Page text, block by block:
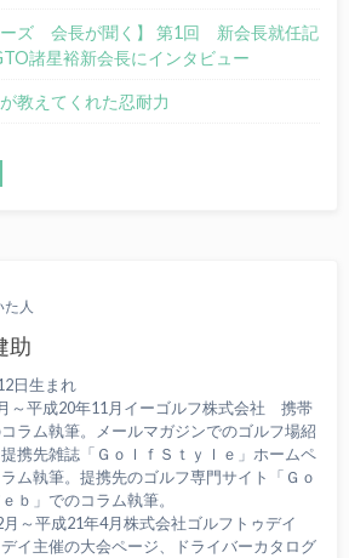
ーズ 会長が聞く】 第1回 新会長就任記
諸星裕新会長にインタビュー
教えてくれた忍耐力
た人
助
日生まれ
～平成20年11月イーゴルフ株式会社 携帯
ラム執筆。メールマガジンでのゴルフ場紹
携先雑誌「ＧｏｌｆＳｔｙｌｅ」ホームペ
ム執筆。提携先のゴルフ専門サイト「Ｇｏ
ｂ」でのコラム執筆。
月～平成21年4月株式会社ゴルフトゥデイ
イ主催の大会ページ、ドライバーカタログ